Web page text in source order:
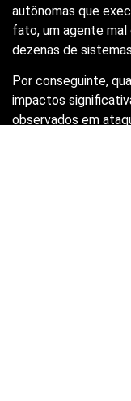
autônomas que
fato, um agente mal
dezenas de
Por conseguinte,
impactos
observados em